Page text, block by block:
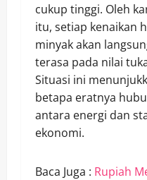
cukup tinggi. Oleh
itu, setiap kenaikan
minyak akan
terasa pada nilai
Situasi ini
betapa eratnya
antara energi dan
ekonomi.
Baca Juga : Rupiah